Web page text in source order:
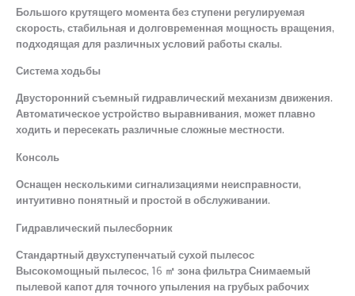
Большого крутящего момента без ступени регулируемая
скорость, стабильная и долговременная мощность вращения,
подходящая для различных условий работы скалы.
Система ходьбы
Двусторонний съемный гидравлический механизм движения.
Автоматическое устройство выравнивания, может плавно
ходить и пересекать различные сложные местности.
Консоль
Оснащен несколькими сигнализациями неисправности,
интуитивно понятный и простой в обслуживании.
Гидравлический пылесборник
Стандартный двухступенчатый сухой пылесос
Высокомощный пылесос, 16 ㎡ зона фильтра Снимаемый
пылевой капот для точного упыления на грубых рабочих